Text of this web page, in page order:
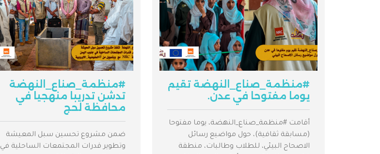
#منظمة_صناع_النهضة تقيم
يوما مفتوحا في عدن.
أقامت #منظمة_صناع_النهضة، يوما مفتوحا
(مسابقة ثقافية)، حول مواضيع رسائل
الاصحاح البيئي، للطلاب وطالبات، منطقة
#منظمة_صناع_النهضة
تدشن تدريبا منهجيا في
محافظة لحج
ضمن مشروع تحسين سبل المعيشة
وتطوير قدرات المجتمعات الساحلية في